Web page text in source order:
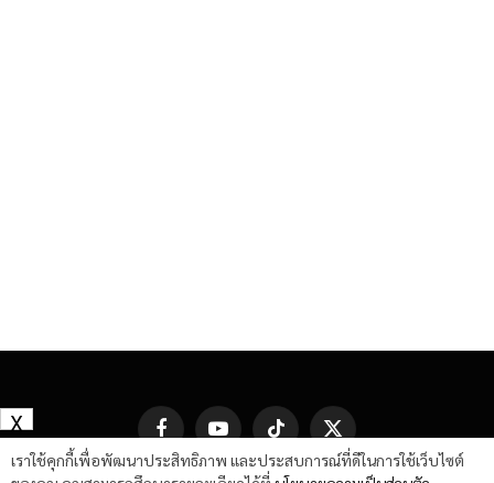
FacebookYouTube TikTok
X
(Twitter)
เราใช้คุกกี้เพื่อพัฒนาประสิทธิภาพ และประสบการณ์ที่ดีในการใช้เว็บไซต์
X